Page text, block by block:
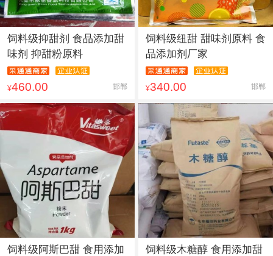
饲料级抑甜剂 食品添加甜
味剂 抑甜粉原料
¥460.00 邯郸
饲料级纽甜 甜味剂原料 食
品添加剂厂家
¥340.00 邯郸
饲料级阿斯巴甜 食用添加
饲料级木糖醇 食用添加甜